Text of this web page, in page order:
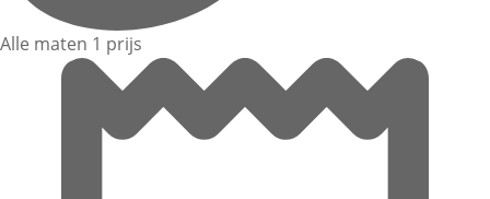
Alle maten 1 prijs